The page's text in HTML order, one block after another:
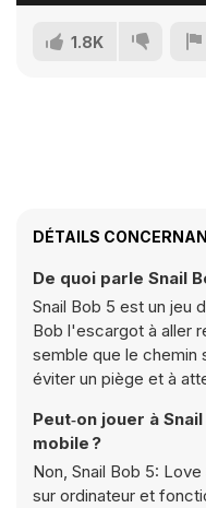
1.8K
DÉTAILS
De quoi parle Snail
Snail Bob 5 est un jeu
Bob l'escargot à aller
semble que le chemin
éviter un piège et à
Peut‑on jouer à
mobile ?
Non, Snail Bob 5:
sur ordinateur et